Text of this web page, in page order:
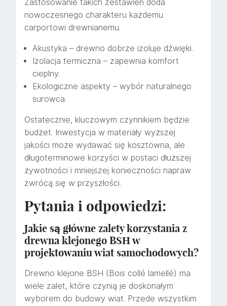
Zastosowanie takich zestawień doda
nowoczesnego charakteru każdemu
carportowi drewnianemu.
Akustyka – drewno dobrze izoluje dźwięki.
Izolacja termiczna – zapewnia komfort
cieplny.
Ekologiczne aspekty – wybór naturalnego
surowca.
Ostatecznie, kluczowym czynnikiem będzie
budżet. Inwestycja w materiały wyższej
jakości może wydawać się kosztowna, ale
długoterminowe korzyści w postaci dłuższej
żywotności i mniejszej konieczności napraw
zwrócą się w przyszłości.
Pytania i odpowiedzi:
Jakie są główne zalety korzystania z
drewna klejonego BSH w
projektowaniu wiat samochodowych?
Drewno klejone BSH (Bois collé lamellé) ma
wiele zalet, które czynią je doskonałym
wyborem do budowy wiat. Przede wszystkim